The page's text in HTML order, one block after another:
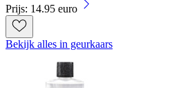
Prijs: 14.95 euro
Bekijk alles in geurkaars